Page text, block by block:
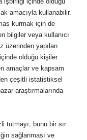
amacıyla kullanabilir.
kurmak için de
bilgiler veya kullanıcı
üzerinden yapılan
olduğu kişiler
amaçlar ve kapsam
çeşitli istatistiksel
araştırmalarında
tutmayı, bunu bir sır
sağlanması ve